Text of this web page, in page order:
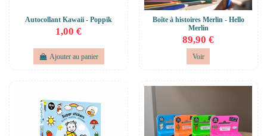
Autocollant Kawaii - Poppik
1,00 €
Ajouter au panier
Boîte à histoires Merlin - Hello
Merlin
89,90 €
Voir